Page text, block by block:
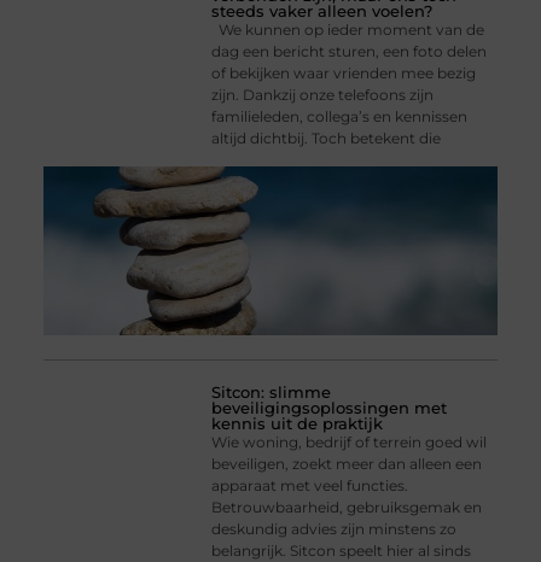
steeds vaker alleen voelen?
We kunnen op ieder moment van de
dag een bericht sturen, een foto delen
of bekijken waar vrienden mee bezig
zijn. Dankzij onze telefoons zijn
familieleden, collega’s en kennissen
altijd dichtbij. Toch betekent die
Sitcon: slimme
beveiligingsoplossingen met
kennis uit de praktijk
Wie woning, bedrijf of terrein goed wil
beveiligen, zoekt meer dan alleen een
apparaat met veel functies.
Betrouwbaarheid, gebruiksgemak en
deskundig advies zijn minstens zo
belangrijk. Sitcon speelt hier al sinds